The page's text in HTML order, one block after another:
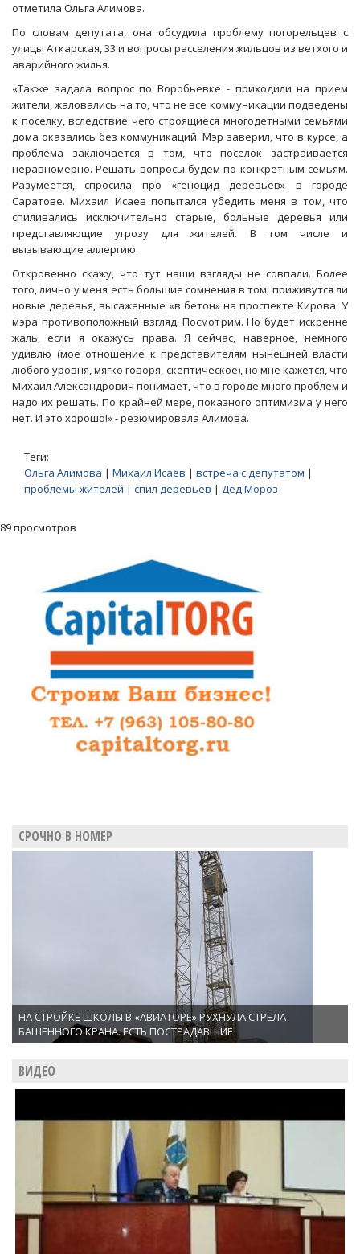
отметила Ольга Алимова.
По словам депутата, она обсудила проблему погорельцев с
улицы Аткарская, 33 и вопросы расселения жильцов из ветхого и
аварийного жилья.
«Также задала вопрос по Воробьевке - приходили на прием
жители, жаловались на то, что не все коммуникации подведены
к поселку, вследствие чего строящиеся многодетными семьями
дома оказались без коммуникаций. Мэр заверил, что в курсе, а
проблема заключается в том, что поселок застраивается
неравномерно. Решать вопросы будем по конкретным семьям.
Разумеется, спросила про «геноцид деревьев» в городе
Саратове. Михаил Исаев попытался убедить меня в том, что
спиливались исключительно старые, больные деревья или
представляющие угрозу для жителей. В том числе и
вызывающие аллергию.
Откровенно скажу, что тут наши взгляды не совпали. Более
того, лично у меня есть большие сомнения в том, приживутся ли
новые деревья, высаженные «в бетон» на проспекте Кирова. У
мэра противоположный взгляд. Посмотрим. Но будет искренне
жаль, если я окажусь права. Я сейчас, наверное, немного
удивлю (мое отношение к представителям нынешней власти
любого уровня, мягко говоря, скептическое), но мне кажется, что
Михаил Александрович понимает, что в городе много проблем и
надо их решать. По крайней мере, показного оптимизма у него
нет. И это хорошо!» - резюмировала Алимова.
Теги:
Ольга Алимова | Михаил Исаев | встреча с депутатом |
проблемы жителей | спил деревьев | Дед Мороз
89 просмотров
СРОЧНО В НОМЕР
НА СТРОЙКЕ ШКОЛЫ В «АВИАТОРЕ» РУХНУЛА СТРЕЛА
БАШЕННОГО КРАНА. ЕСТЬ ПОСТРАДАВШИЕ
ВИДЕО